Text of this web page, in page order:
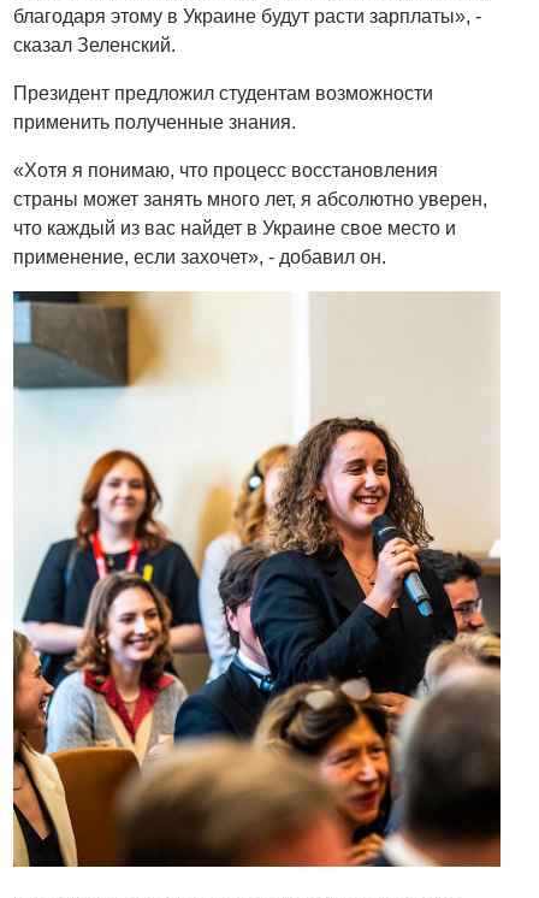
благодаря этому в Украине будут расти зарплаты», -
сказал Зеленский.
Президент предложил студентам возможности
применить полученные знания.
«Хотя я понимаю, что процесс восстановления
страны может занять много лет, я абсолютно уверен,
что каждый из вас найдет в Украине свое место и
применение, если захочет», - добавил он.